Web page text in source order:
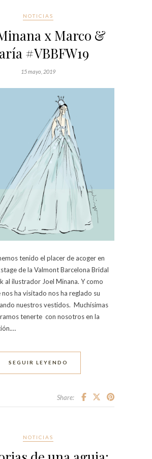
NOTICIAS
x Marco &
#VBBFW19
15 mayo, 2019
tenido el placer de acoger en
de la Valmont Barcelona Bridal
al ilustrador Joel Minana. Y como
nos ha visitado nos ha reglado su
nuestros vestidos. Muchísimas
tenerte con nosotros en la
SEGUIR LEYENDO
Share:
NOTICIAS